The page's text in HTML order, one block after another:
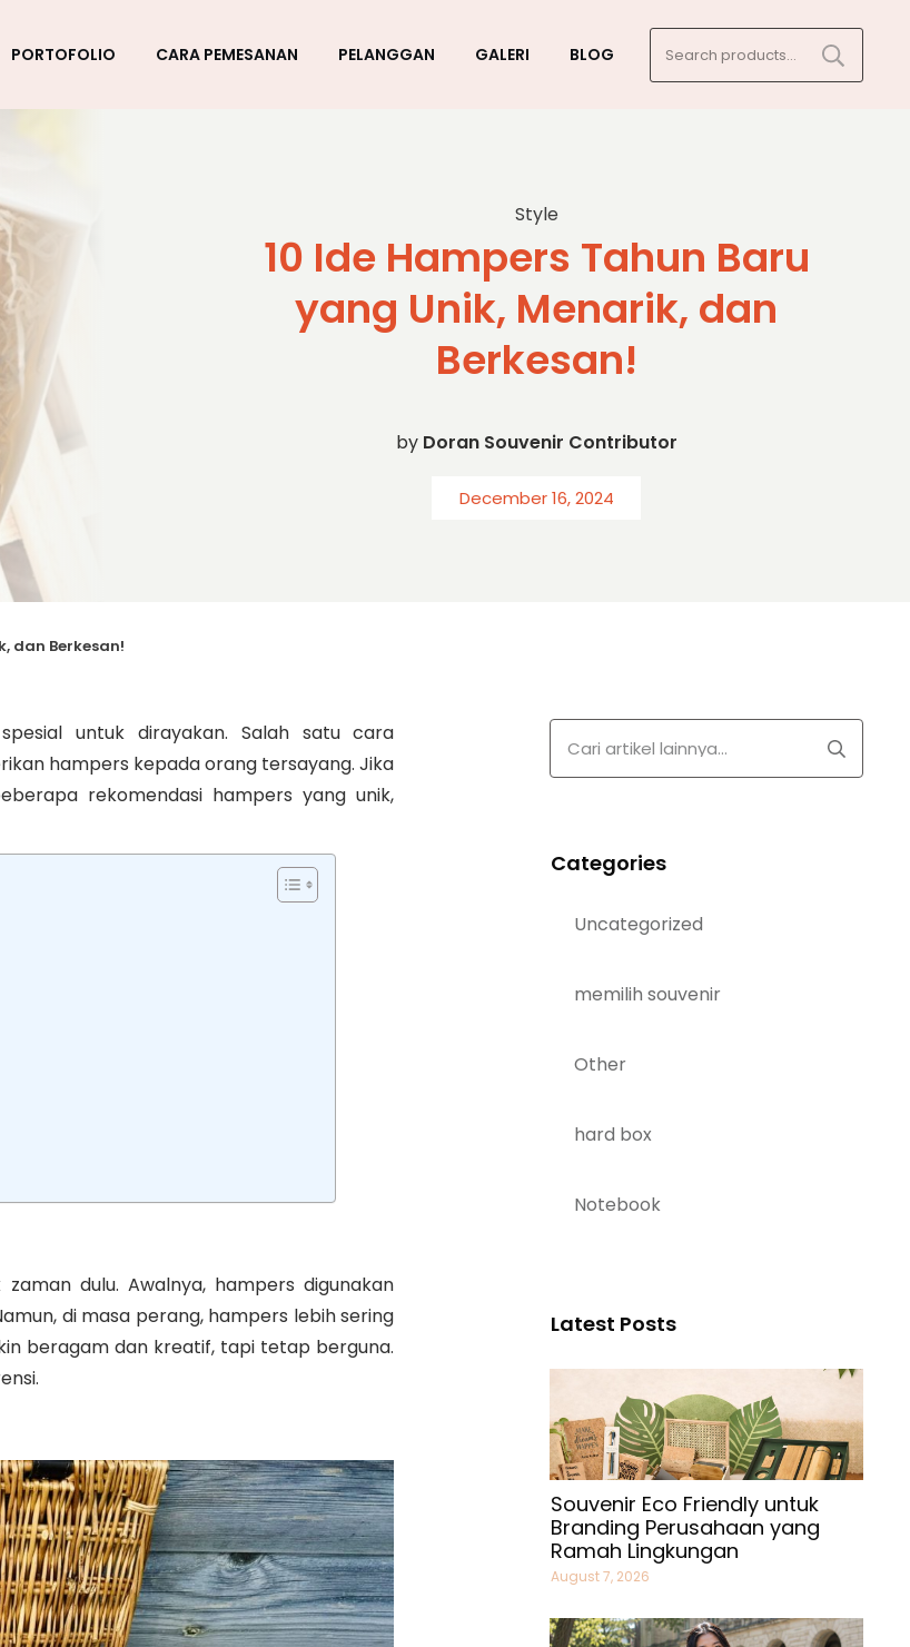
PORTOFOLIO CARA PEMESANAN PELANGGAN GALERI BLOG
for:
Style
10 Ide Hampers Tahun Baru
yang Unik, Menarik, dan
Berkesan!
by Doran Souvenir Contributor
December 16, 2024
dan Berkesan!
untuk dirayakan. Salah satu cara
hampers kepada orang tersayang. Jika
rekomendasi hampers yang unik,
dulu. Awalnya, hampers digunakan
di masa perang, hampers lebih sering
beragam dan kreatif, tapi tetap berguna.
Categories
Uncategorized
memilih souvenir
Other
hard box
Notebook
Latest Posts
Souvenir Eco Friendly untuk
Branding Perusahaan yang
Ramah Lingkungan
August 7, 2026